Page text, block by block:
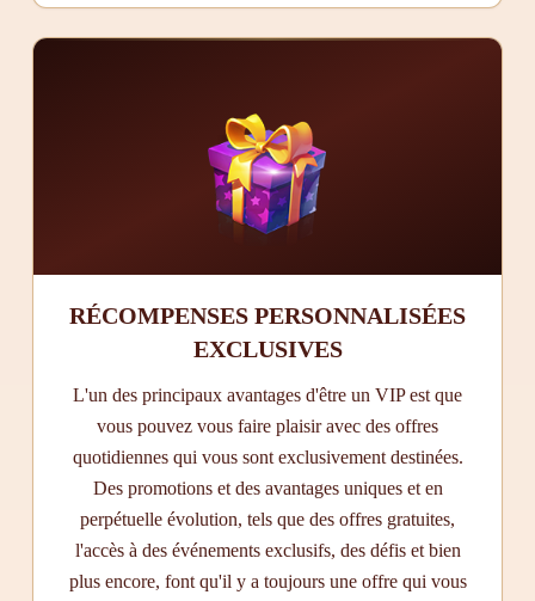
RÉCOMPENSES PERSONNALISÉES
EXCLUSIVES
L'un des principaux avantages d'être un VIP est que
vous pouvez vous faire plaisir avec des offres
quotidiennes qui vous sont exclusivement destinées.
Des promotions et des avantages uniques et en
perpétuelle évolution, tels que des offres gratuites,
l'accès à des événements exclusifs, des défis et bien
plus encore, font qu'il y a toujours une offre qui vous